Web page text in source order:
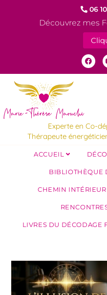
06
Découvrez mes
Experte en Co-
Thérapeute
ACCUEIL
BIBLIOTHÈQUE
CHEMIN
LIVRES DU DÉCODAGE